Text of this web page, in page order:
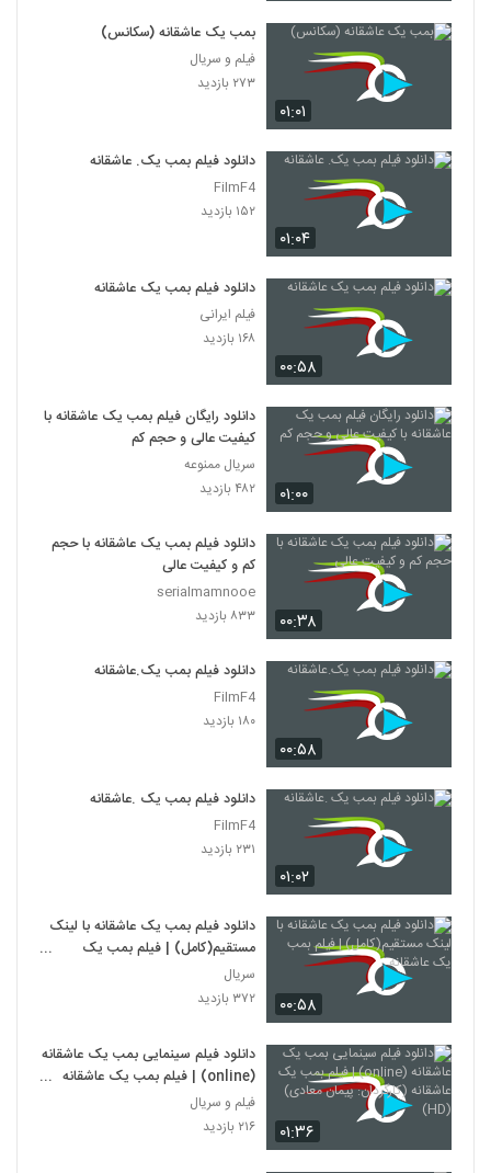
۰۱:۰۱
بمب یک عاشقانه (سکانس)
فیلم و سریال
۲۷۳ بازدید
۰۱:۰۴
دانلود فیلم بمب یک. عاشقانه
FilmF4
۱۵۲ بازدید
۰۰:۵۸
دانلود فیلم بمب یک عاشقانه
فیلم ایرانی
۱۶۸ بازدید
۰۱:۰۰
دانلود رایگان فیلم بمب یک عاشقانه با
کیفیت عالی و حجم کم
سریال ممنوعه
۴۸۲ بازدید
۰۰:۳۸
دانلود فیلم بمب یک عاشقانه با حجم
کم و کیفیت عالی
serialmamnooe
۸۳۳ بازدید
۰۰:۵۸
دانلود فیلم بمب یک.عاشقانه
FilmF4
۱۸۰ بازدید
۰۱:۰۲
دانلود فیلم بمب یک .عاشقانه
FilmF4
۲۳۱ بازدید
۰۰:۵۸
دانلود فیلم بمب یک عاشقانه با لینک
مستقیم(کامل) | فیلم بمب یک
عاشقانه
سریال
۳۷۲ بازدید
۰۱:۳۶
دانلود فیلم سینمایی بمب یک عاشقانه
(online) | فیلم بمب یک عاشقانه
(کارگردان: پیمان معادی) (HD)
فیلم و سریال
۲۱۶ بازدید